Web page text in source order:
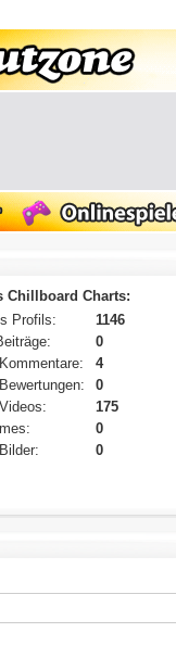
Chillboard Charts:
Profils:
1146
0
4
0
175
0
0